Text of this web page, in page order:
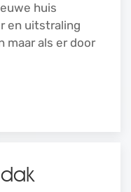
huis
en uitstraling
maar als er door